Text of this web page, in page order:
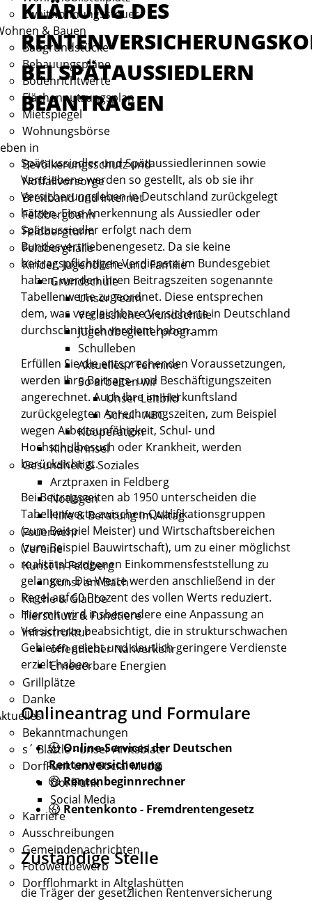
Zweitwohnungssteuer
& Bauen
Baugrundstücke
Bebauungspläne
Bodenrichtwerte
Flächennutzungsplan
Mietspiegel
Wohnungsbörse
in
Bevölkerungsschutz und
Notfallvorsorge
Breitband und Internet
Feldbergbahn
Feldbergturm
Feldberghalle
Kinder, Jugendliche und Familie
Grundschule
Unser Team
Verlässliche Grundschule
Jugendbegleiterprogramm
Schulleben
Aktuelles / Termine
So arbeiten wir
Unser Leitbild
Schul - ABC
Kooperation
Kinderinsel
Gesundheit & Soziales
Arztpraxen in Feldberg
Notlagen
Hilfe & Beratung im Alltag
Feuerwehr
Vereine
Kunst in Feldberg
Kunst am Bach
Kirche & Glaube
Tierschutz & Fundtiere
Infrastruktur
öffentlicher Nahverkehr
Erneuerbare Energien
Grillplätze
Danke
Bekanntmachungen
s´ Blättle - unser Amtsblatt
DorfFunk und Social Media
DorfFunk
Social Media
Karriere
Ausschreibungen
Gemeindenachrichten
Fotowettbewerb
Dorfflohmarkt in Altglashütten
KLÄRUNG DES
BEI SPÄTAUSSIEDLERN
BEANTRAGEN
Spätaussiedler und Spätaussiedlerinnen sowie
Vertriebene werden so gestellt, als ob sie ihr
Versicherungsleben in Deutschland zurückgelegt
hätten. EineAnerkennung als Aussiedler oder
Spätaussiedler erfolgt nach dem
Bundesvertriebenengesetz. Da sie keine
beitragspflichtigen Verdienste im Bundesgebiet
haben, werden ihren Beitragszeiten sogenannte
Tabellenwerte zugeordnet. Diese entsprechen
dem, was vergleichbare Versicherte in Deutschland
durchschnittlich verdient haben.
Erfüllen Sie die entsprechenden Voraussetzungen,
werden Ihre Beitrags- und Beschäftigungszeiten
angerechnet. Auch Ihre im Herkunftsland
zurückgelegten Anrechnungszeiten, zum Beispiel
wegen Arbeitsunfähigkeit, Schul- und
Hochschulbesuch oder Krankheit, werden
berücksichtigt.
Bei Beitragszeiten ab 1950 unterscheiden die
Tabellenwerte zwischen Qualifikationsgruppen
(zum Beispiel Meister) und Wirtschaftsbereichen
(zum Beispiel Bauwirtschaft), um zu einer möglichst
realitätsbezogenen Einkommensfeststellung zu
gelangen. Die Werte werden anschließend in der
Regel auf 60 Prozent des vollen Werts reduziert.
Hiermit wird insbesondere eine Anpassung an
Versicherte beabsichtigt, die in strukturschwachen
Gebieten gelebt und deutlich geringere Verdienste
erzielt haben.
Onlineantrag und Formulare
Online-Services der Deutschen
Rentenversicherung
Rentenbeginnrechner
Rentenkonto - Fremdrentengesetz
Zuständige Stelle
die Träger der gesetzlichen Rentenversicherung